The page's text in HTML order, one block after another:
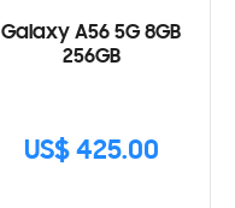
Galaxy A56 5G 8GB
256GB
US$ 425.00